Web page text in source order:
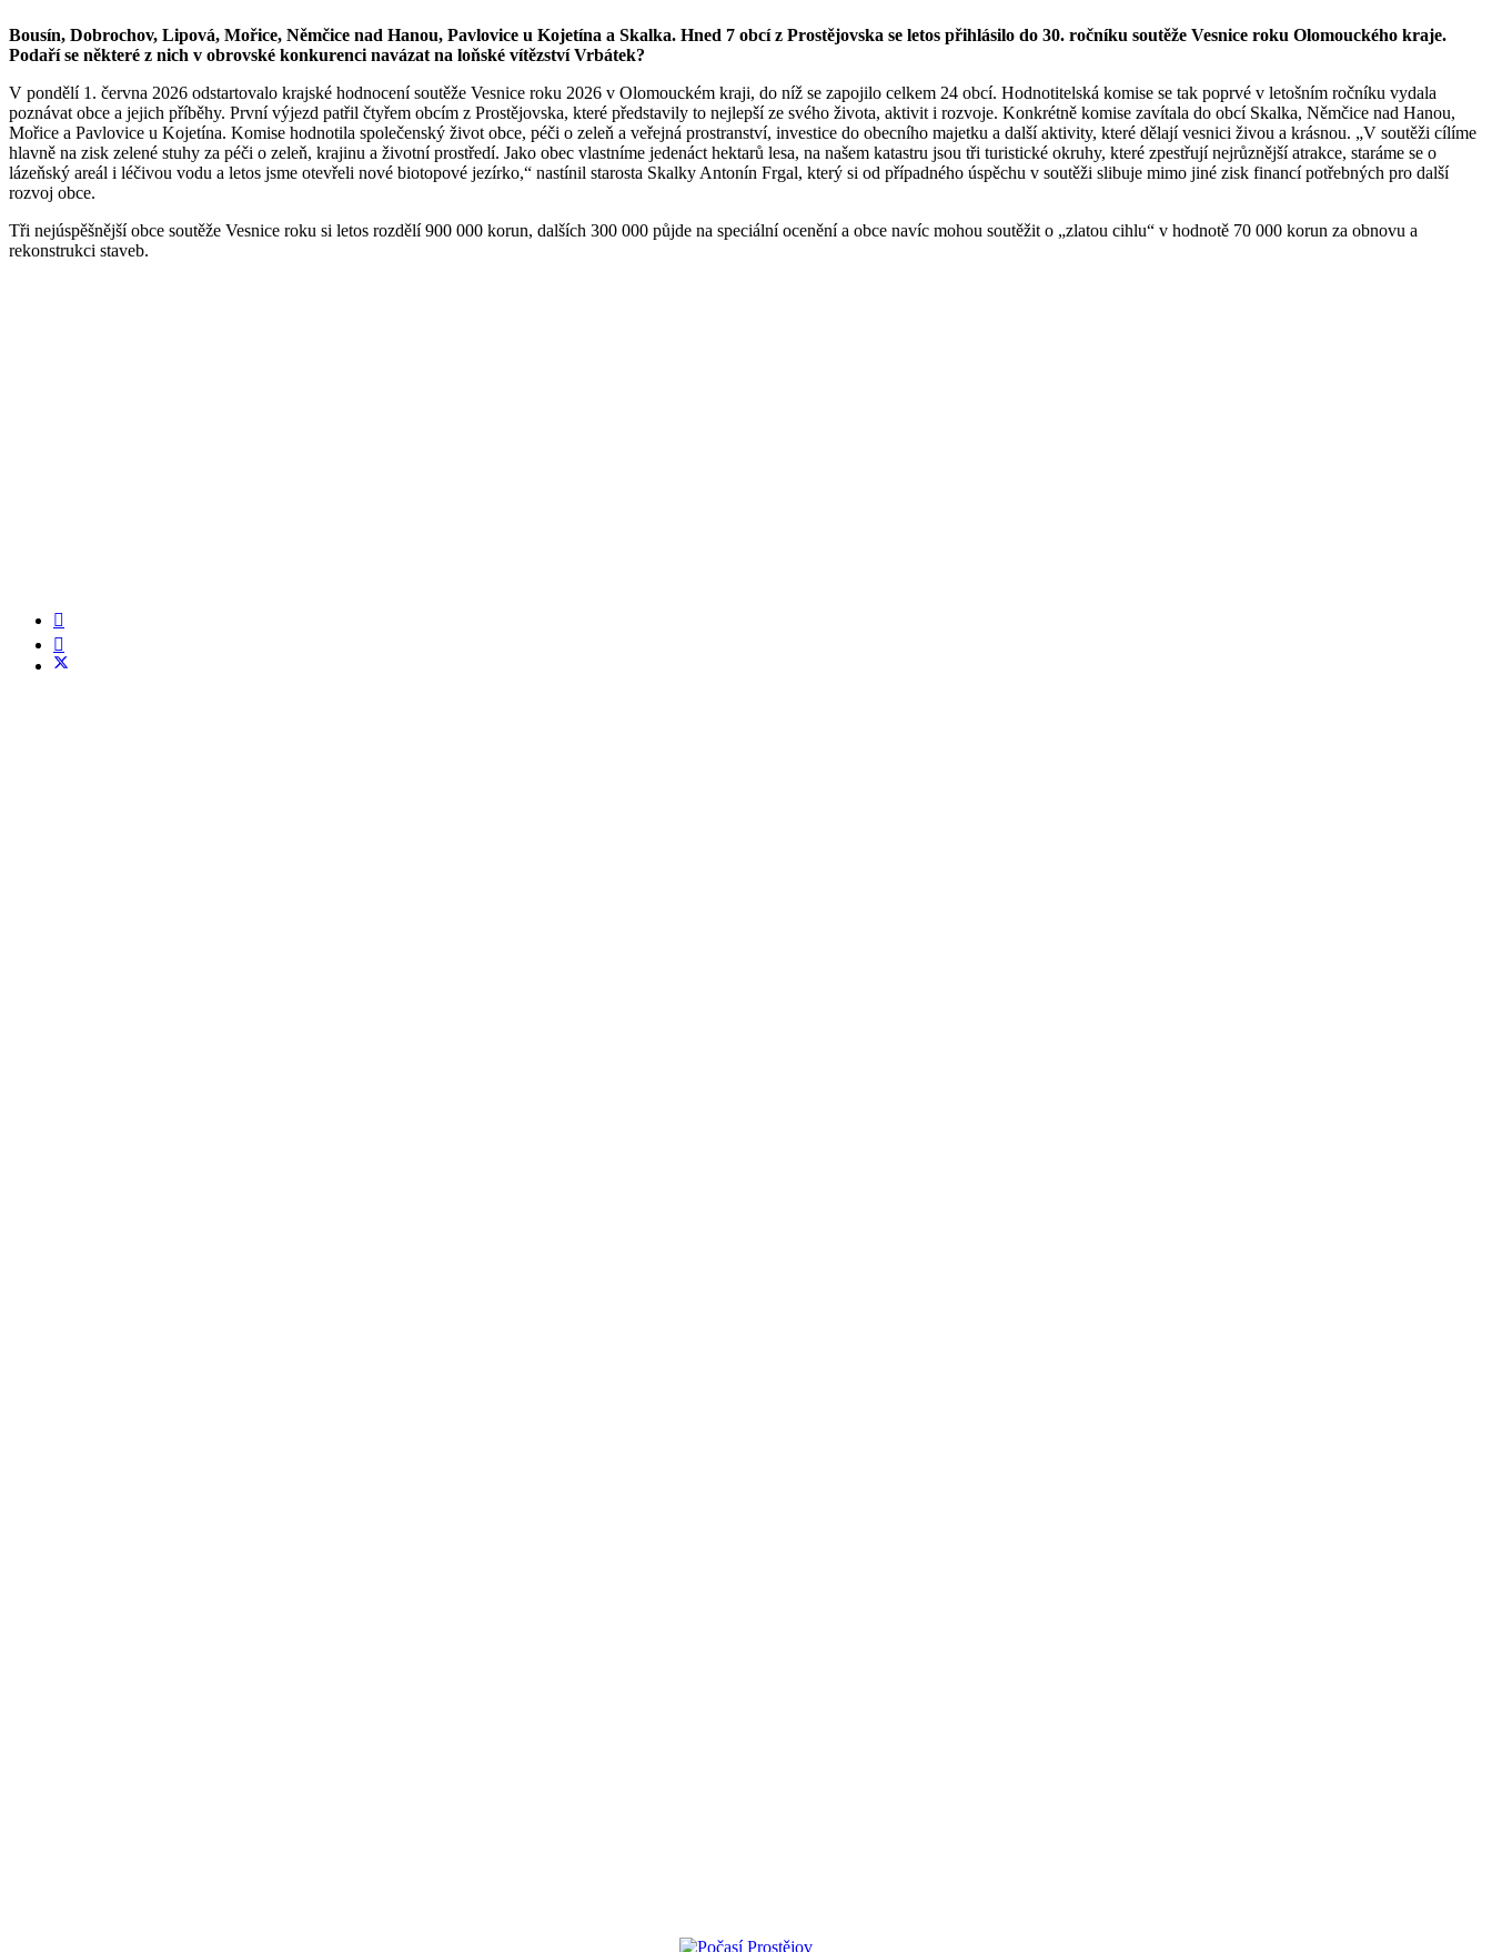
Bousín, Dobrochov, Lipová, Mořice, Němčice nad Hanou, Pavlovice u Kojetína a Skalka. Hned 7 obcí z Prostějovska se letos přihlásilo do 30. ročníku soutěže Vesnice roku Olomouckého kraje.
Podaří se některé z nich v obrovské konkurenci navázat na loňské vítězství Vrbátek?
V pondělí 1. června 2026 odstartovalo krajské hodnocení soutěže Vesnice roku 2026 v Olomouckém kraji, do níž se zapojilo celkem 24 obcí. Hodnotitelská komise se tak poprvé v letošním ročníku vydala
poznávat obce a jejich příběhy. První výjezd patřil čtyřem obcím z Prostějovska, které představily to nejlepší ze svého života, aktivit i rozvoje. Konkrétně komise zavítala do obcí Skalka, Němčice nad Hanou,
Mořice a Pavlovice u Kojetína. Komise hodnotila společenský život obce, péči o zeleň a veřejná prostranství, investice do obecního majetku a další aktivity, které dělají vesnici živou a krásnou. „V soutěži cílíme
hlavně na zisk zelené stuhy za péči o zeleň, krajinu a životní prostředí. Jako obec vlastníme jedenáct hektarů lesa, na našem katastru jsou tři turistické okruhy, které zpestřují nejrůznější atrakce, staráme se o
lázeňský areál i léčivou vodu a letos jsme otevřeli nové biotopové jezírko,“ nastínil starosta Skalky Antonín Frgal, který si od případného úspěchu v soutěži slibuje mimo jiné zisk financí potřebných pro další
rozvoj obce.
Tři nejúspěšnější obce soutěže Vesnice roku si letos rozdělí 900 000 korun, dalších 300 000 půjde na speciální ocenění a obce navíc mohou soutěžit o „zlatou cihlu“ v hodnotě 70 000 korun za obnovu a
rekonstrukci staveb.